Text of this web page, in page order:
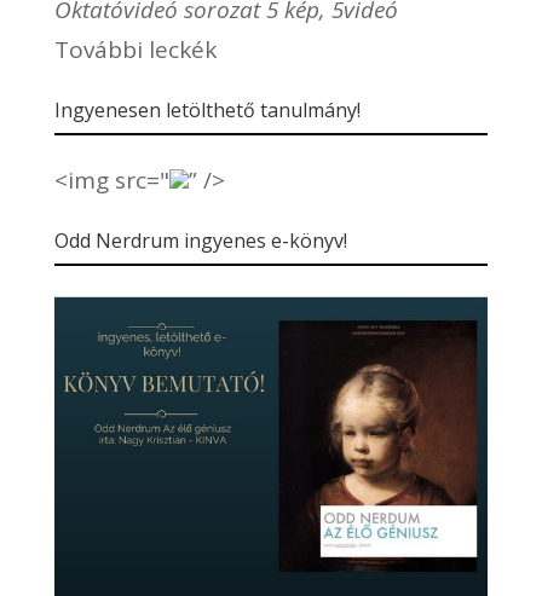
Oktatóvideó sorozat 5 kép, 5videó
További leckék
Ingyenesen letölthető tanulmány!
<img src=" ” />
Odd Nerdrum ingyenes e-könyv!